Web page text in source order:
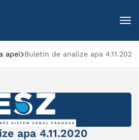
apei Buletin de analize apa 4.11.2020
apa 4.11.2020